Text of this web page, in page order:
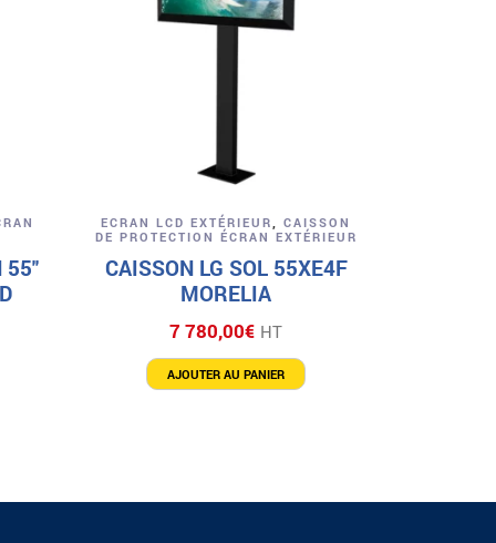
55″
Aperçu
ECRAN LCD EXTÉRIEUR,CAISSON
DE PROTECTION ÉCRAN EXTÉRIEUR
CAISSON LG SOL 55XE4F
MORELIA
7 780,00€ HT
AJOUTER AU PANIER